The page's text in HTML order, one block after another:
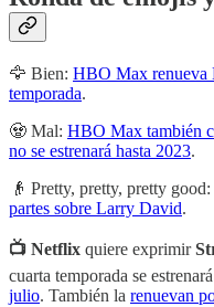
🦅 Bien: HBO Max renueva
temporada.
🧟 Mal: HBO Max también
no se estrenará hasta 2023.
👴 Pretty, pretty, pretty good:
partes sobre Larry David.
📺 Netflix quiere exprimir
cuarta temporada se
julio. También la renuevan